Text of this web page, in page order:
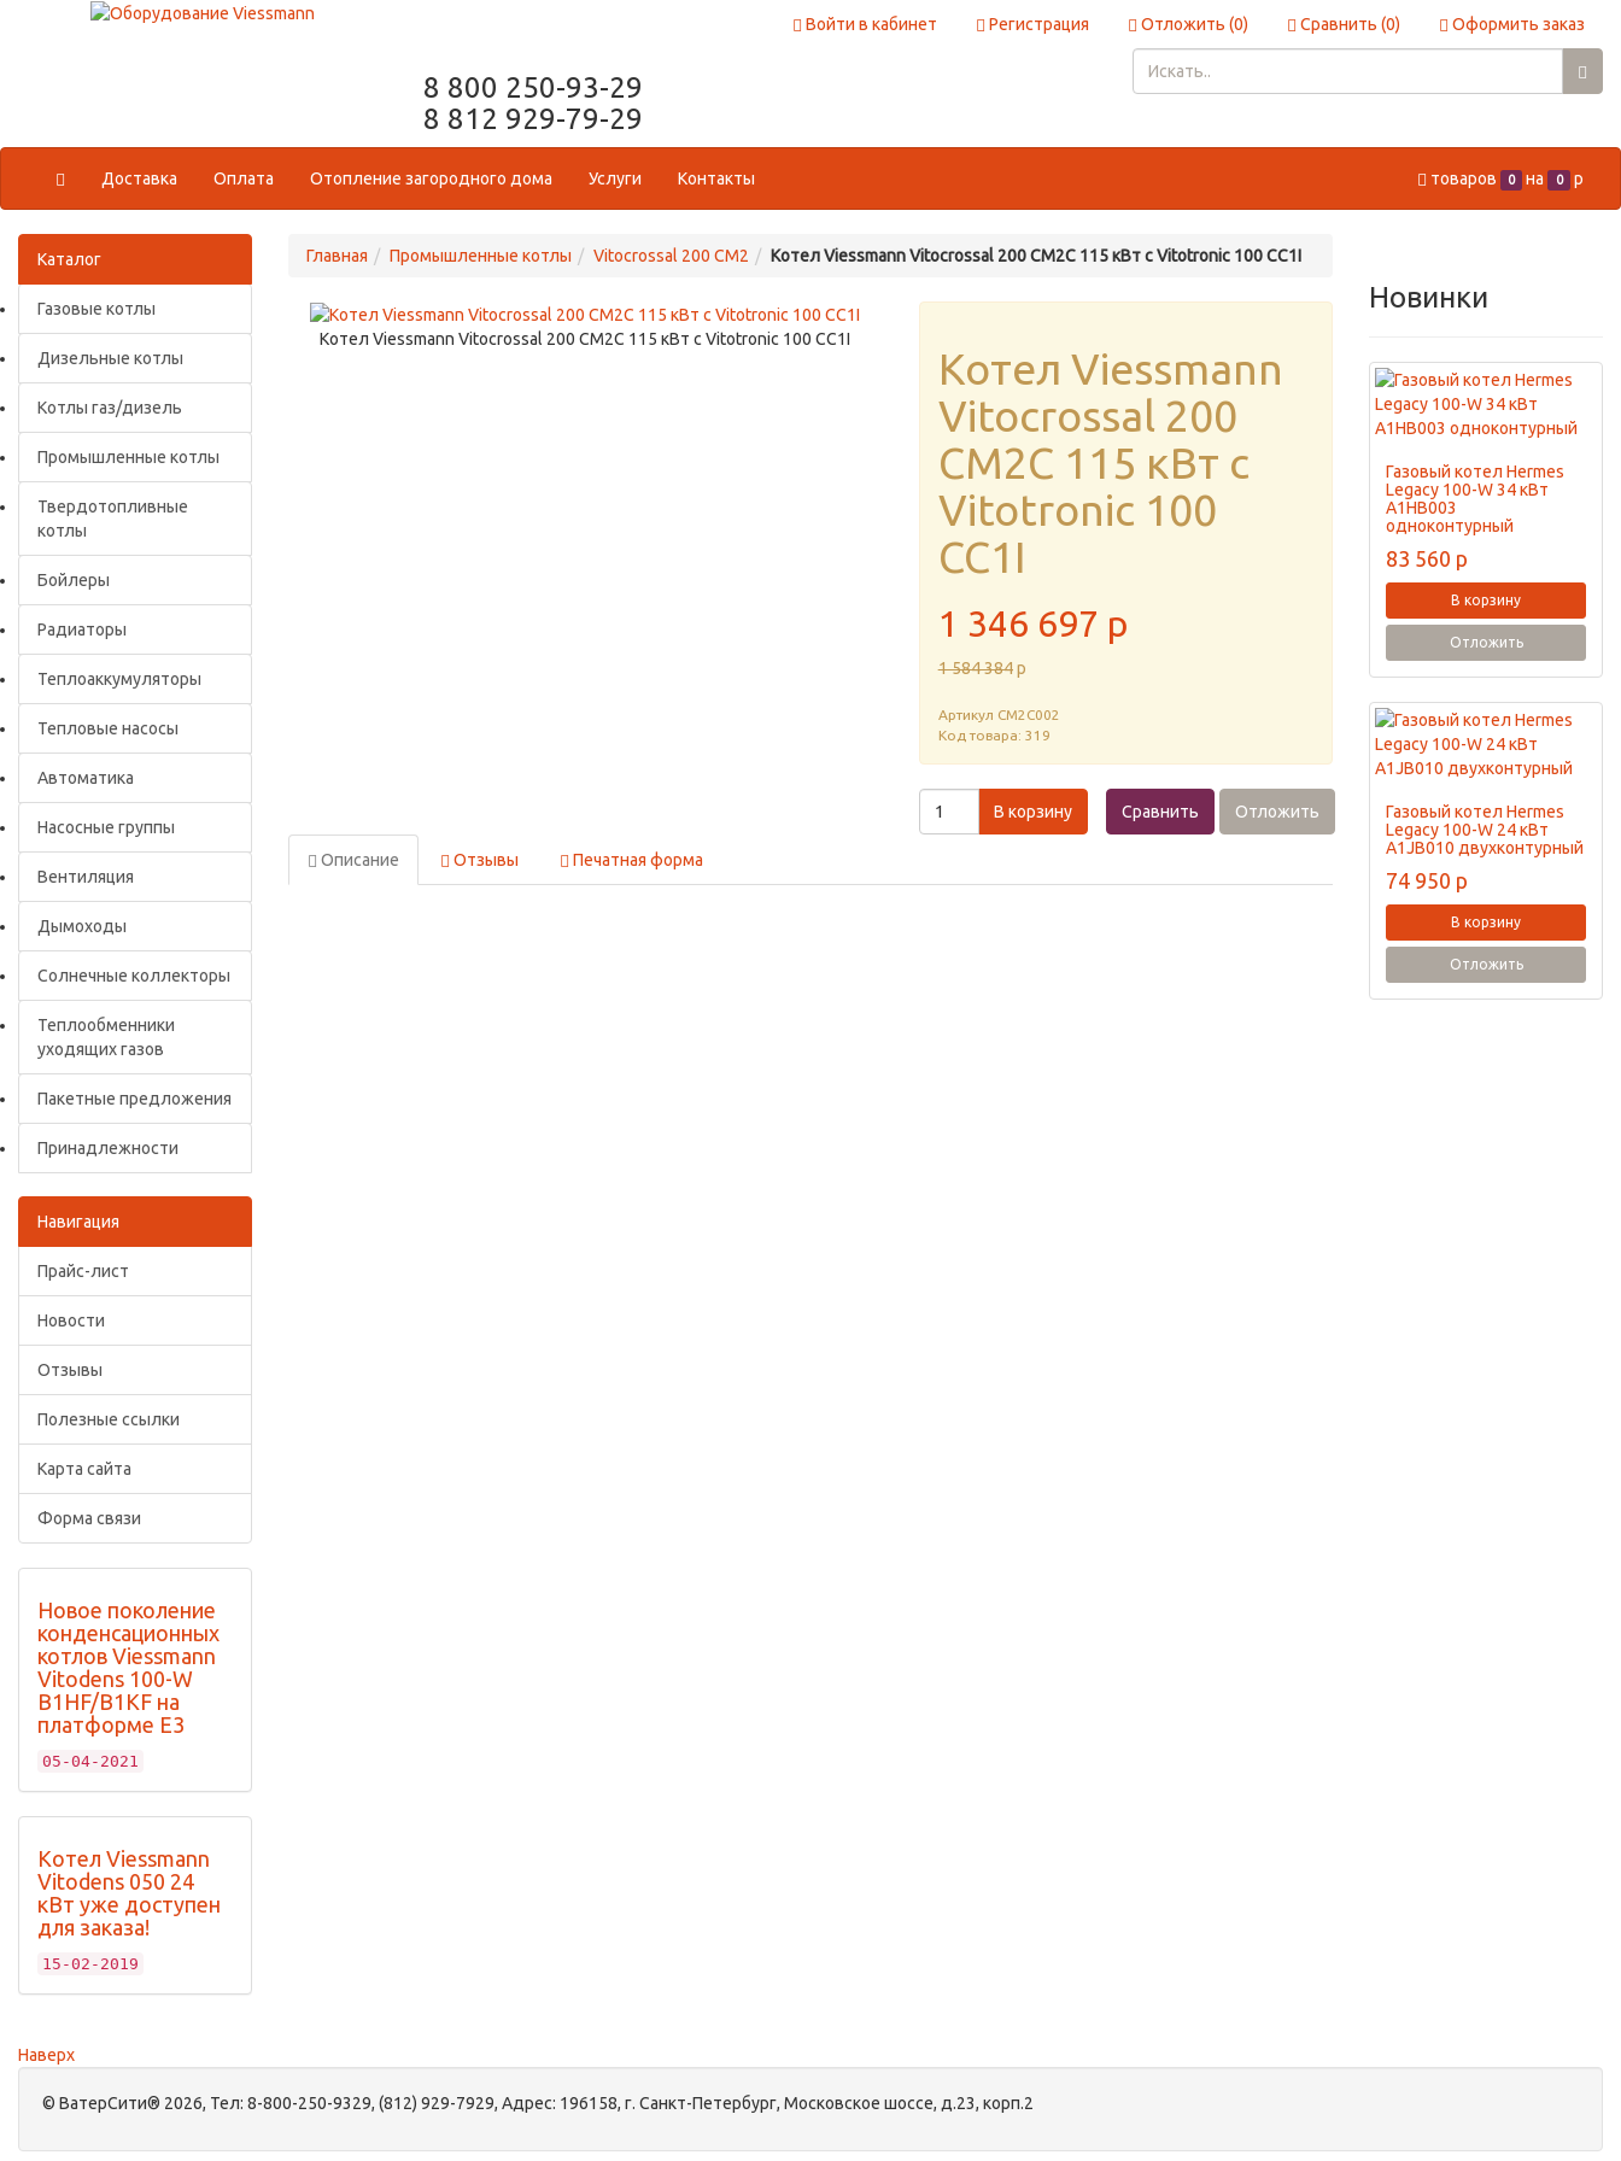
Войти в кабинет Регистрация Отложить (0) Сравнить (0) Оформить заказ
8 800 250-93-29
8 812 929-79-29
Доставка Оплата Отопление загородного дома Услуги Контакты товаров 0 на 0 p
Каталог
Газовые котлы
Дизельные котлы
Котлы газ/дизель
Промышленные котлы
Твердотопливные
котлы
Бойлеры
Радиаторы
Теплоаккумуляторы
Тепловые насосы
Автоматика
Насосные группы
Вентиляция
Дымоходы
Солнечные коллекторы
Теплообменники
уходящих газов
Пакетные предложения
Принадлежности
Навигация
Прайс-лист
Новости
Отзывы
Полезные ссылки
Карта сайта
Форма связи
Новое поколение
конденсационных
котлов Viessmann
Vitodens 100-W
B1HF/B1KF на
платформе Е3
05-04-2021
Котел Viessmann
Vitodens 050 24
кВт уже доступен
для заказа!
15-02-2019
Главная Промышленные котлы Vitocrossal 200 CM2 Котел Viessmann Vitocrossal 200 CM2C 115 кВт с Vitotronic 100 CC1I
Котел Viessmann Vitocrossal 200 CM2C 115 кВт с Vitotronic 100 CC1I
Котел Viessmann
Vitocrossal 200
CM2C 115 кВт с
Vitotronic 100
CC1I
1 346 697 p
1 584 384 p
Артикул CM2C002
Код товара: 319
В корзину Сравнить Отложить
Описание Отзывы Печатная форма
Новинки
Газовый котел Hermes
Legacy 100-W 34 кВт
A1HB003
одноконтурный
83 560 p
В корзину
Отложить
Газовый котел Hermes
Legacy 100-W 24 кВт
A1JB010 двухконтурный
74 950 p
В корзину
Отложить
Наверх
© ВатерСити® 2026, Тел: 8-800-250-9329, (812) 929-7929, Адрес: 196158, г. Санкт-Петербург, Московское шоссе, д.23, корп.2